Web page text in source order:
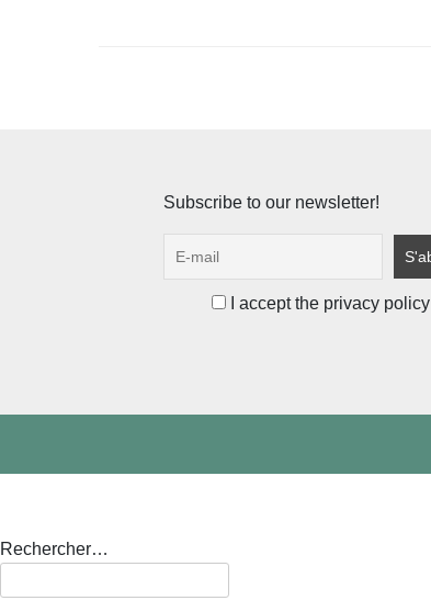
Subscribe to our newsletter!
I accept the privacy policy
Rechercher…